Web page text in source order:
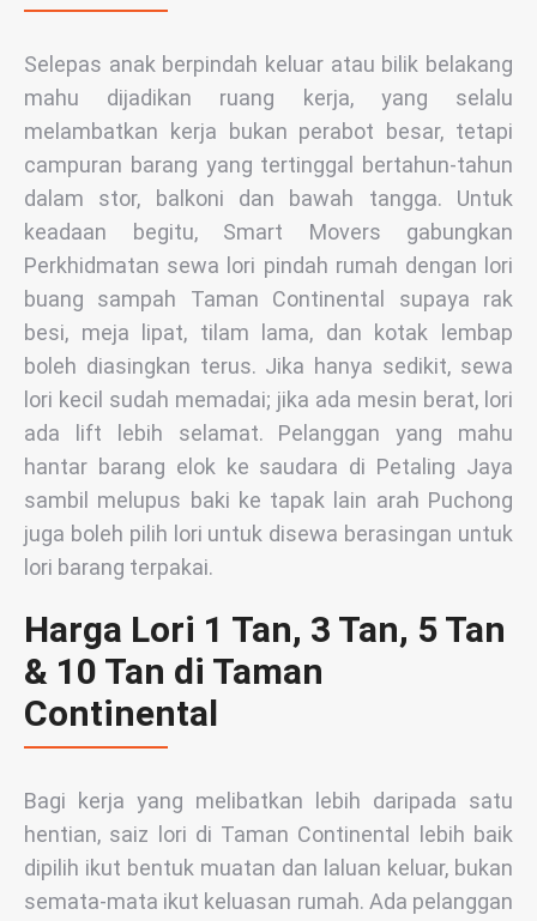
Selepas anak berpindah keluar atau bilik belakang
mahu dijadikan ruang kerja, yang selalu
melambatkan kerja bukan perabot besar, tetapi
campuran barang yang tertinggal bertahun-tahun
dalam stor, balkoni dan bawah tangga. Untuk
keadaan begitu, Smart Movers gabungkan
Perkhidmatan sewa lori pindah rumah dengan lori
buang sampah Taman Continental supaya rak
besi, meja lipat, tilam lama, dan kotak lembap
boleh diasingkan terus. Jika hanya sedikit, sewa
lori kecil sudah memadai; jika ada mesin berat, lori
ada lift lebih selamat. Pelanggan yang mahu
hantar barang elok ke saudara di Petaling Jaya
sambil melupus baki ke tapak lain arah Puchong
juga boleh pilih lori untuk disewa berasingan untuk
lori barang terpakai.
Harga Lori 1 Tan, 3 Tan, 5 Tan
& 10 Tan di Taman
Continental
Bagi kerja yang melibatkan lebih daripada satu
hentian, saiz lori di Taman Continental lebih baik
dipilih ikut bentuk muatan dan laluan keluar, bukan
semata-mata ikut keluasan rumah. Ada pelanggan